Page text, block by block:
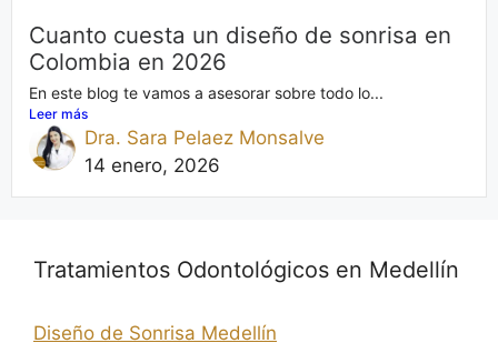
Cuanto cuesta un diseño de sonrisa en
Colombia en 2026
En este blog te vamos a asesorar sobre todo lo...
Leer más
Dra. Sara Pelaez Monsalve
14 enero, 2026
Tratamientos Odontológicos en Medellín
Diseño de Sonrisa Medellín